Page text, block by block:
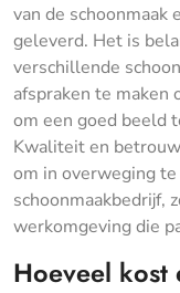
van de
geleverd. Het is
verschillende
afspraken te maken
om een goed beeld
Kwaliteit en
om in overweging
schoonmaakbedrijf,
werkomgeving die
Hoeveel kost